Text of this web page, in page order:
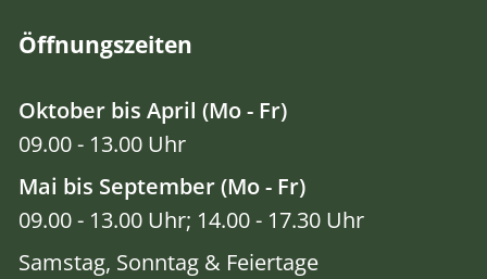
Öffnungszeiten
Oktober bis April (Mo - Fr)
09.00 - 13.00 Uhr
Mai bis September (Mo - Fr)
09.00 - 13.00 Uhr; 14.00 - 17.30 Uhr
Samstag, Sonntag & Feiertage